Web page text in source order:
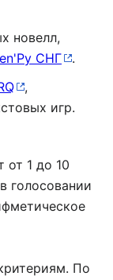
новелл,
СНГ
.
,
игр.
от 1 до 10
голосовании
По